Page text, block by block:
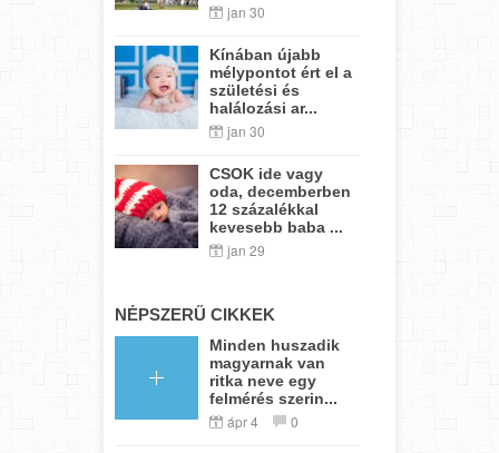
jan 30
Kínában újabb
mélypontot ért el a
születési és
halálozási ar...
jan 30
CSOK ide vagy
oda, decemberben
12 százalékkal
kevesebb baba ...
jan 29
NÉPSZERŰ CIKKEK
Minden huszadik
magyarnak van
ritka neve egy
felmérés szerin...
ápr 4 0